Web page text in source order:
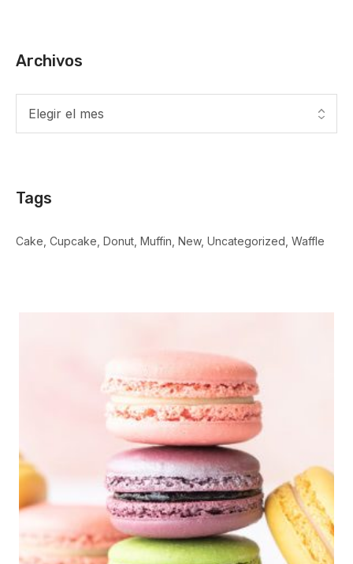
Archivos
Tags
Cake Cupcake Donut Muffin New Uncategorized Waffle